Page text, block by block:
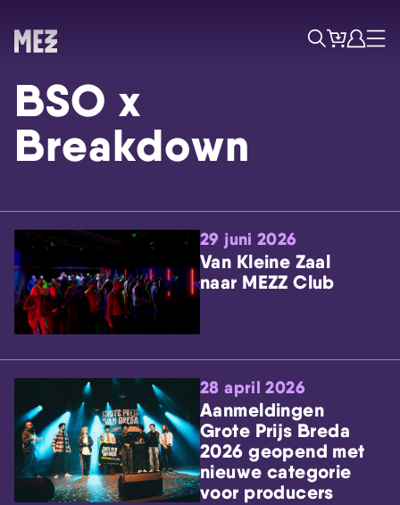
Skip navigatie
ZoekTicketsAccount
Menu
BSO x
Breakdown
29 juni 2026
Van Kleine Zaal
naar MEZZ Club
28 april 2026
Aanmeldingen
Grote Prijs Breda
2026 geopend met
nieuwe categorie
voor producers